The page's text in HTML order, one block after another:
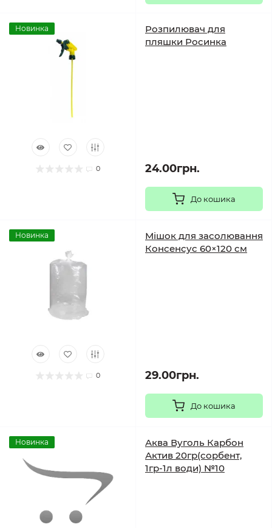
Новинка
0
Розпилювач для
пляшки Росинка
24.00грн.
До кошика
Новинка
0
Мішок для засолювання
Консенсус 60×120 см
29.00грн.
До кошика
Новинка
Аква Вуголь Карбон
Актив 20гр(сорбент,
1гр-1л води) №10